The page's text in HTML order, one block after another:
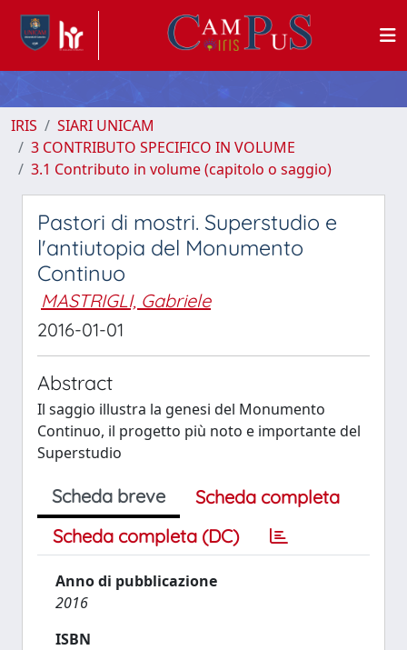
IRIS
SIARI UNICAM
3 CONTRIBUTO SPECIFICO IN VOLUME
3.1 Contributo in volume (capitolo o saggio)
Pastori di mostri. Superstudio e
l'antiutopia del Monumento
Continuo
MASTRIGLI, Gabriele
2016-01-01
Abstract
Il saggio illustra la genesi del Monumento
Continuo, il progetto più noto e importante del
Superstudio
Scheda breve
Scheda completa
Scheda completa (DC)
Anno di pubblicazione
2016
ISBN